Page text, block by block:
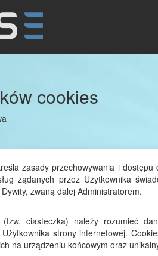
cookies
zasady przechowywania i
żądanych przez Użytkownika
zwaną dalej Administratorem.
ciasteczka) należy rozumieć
strony internetowej.
na urządzeniu końcowym oraz